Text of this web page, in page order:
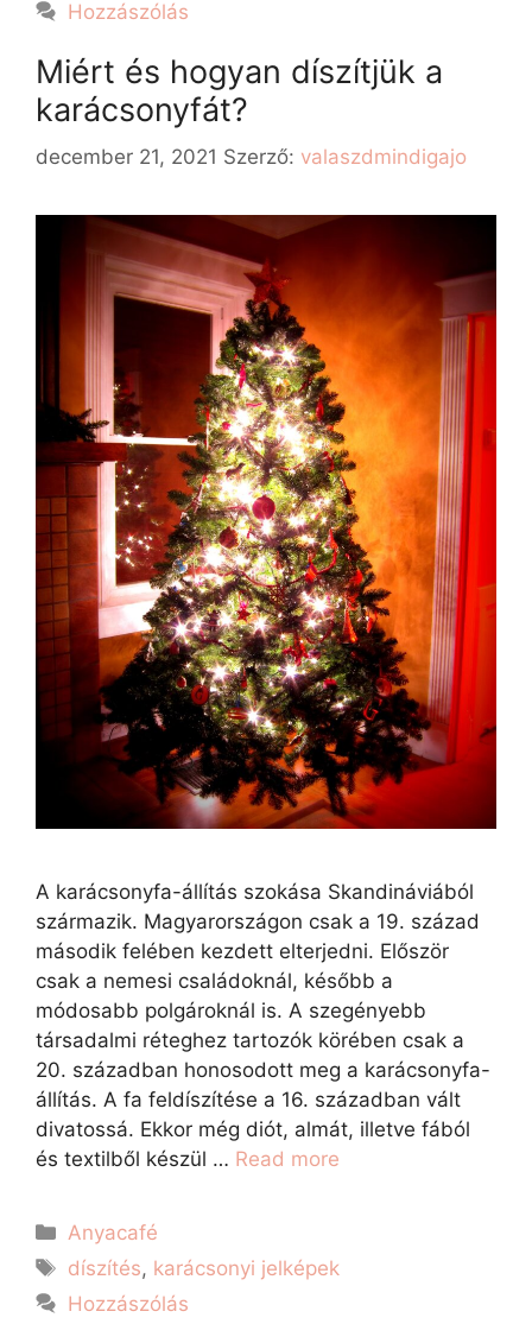
Hozzászólás
Miért és hogyan díszítjük a
karácsonyfát?
december 21, 2021 Szerző: valaszdmindigajo
A karácsonyfa-állítás szokása Skandináviából
származik. Magyarországon csak a 19. század
második felében kezdett elterjedni. Először
csak a nemesi családoknál, később a
módosabb polgároknál is. A szegényebb
társadalmi réteghez tartozók körében csak a
20. században honosodott meg a karácsonyfa-
állítás. A fa feldíszítése a 16. században vált
divatossá. Ekkor még diót, almát, illetve fából
és textilből készül … Read more
Anyacafé
díszítés, karácsonyi jelképek
Hozzászólás